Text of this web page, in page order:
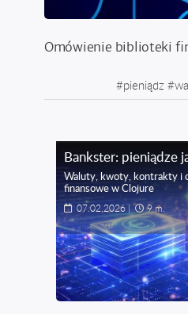
Omówienie biblioteki
#pieniądz #
Bankster: pieniądze
Waluty, kwoty, kontrakty i
finansowe w Clojure
07.02.2026 | 9 m.